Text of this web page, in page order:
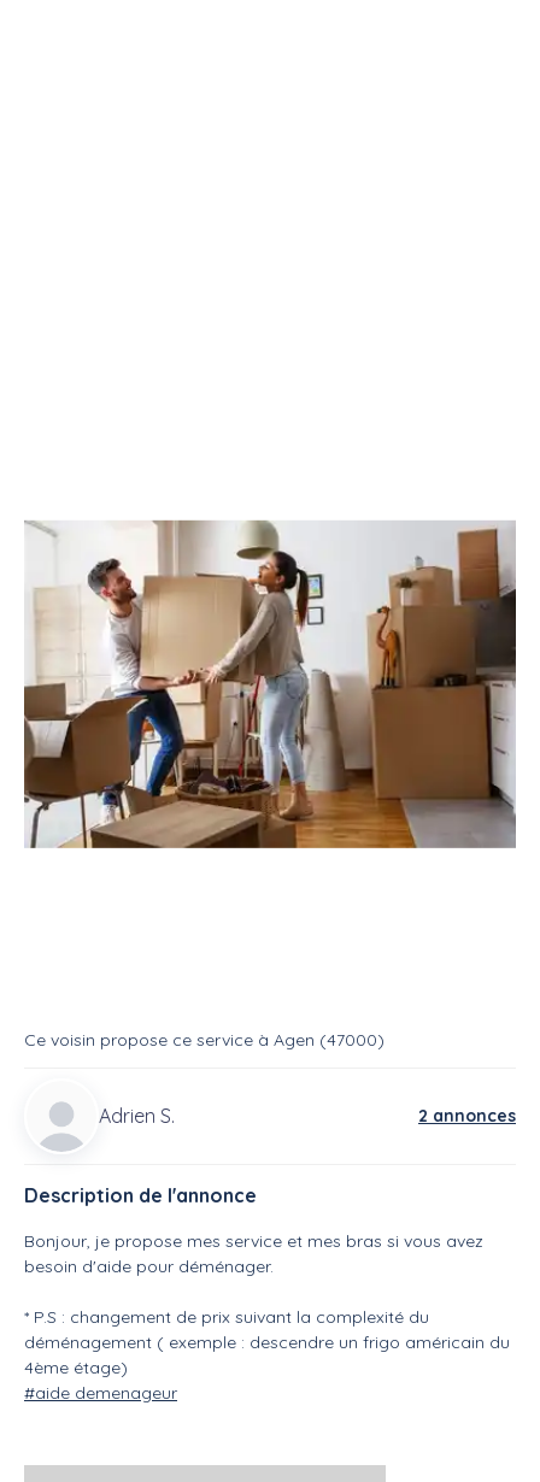
Service Déménagement Aide déménageur
Aide au déménagement
Service Aide demenageur
Ce voisin propose ce service à Agen (47000)
Adrien S. 2 annonces
Description de l'annonce
Bonjour, je propose mes service et mes bras si vous avez
besoin d'aide pour déménager.
* P.S : changement de prix suivant la complexité du
déménagement ( exemple : descendre un frigo américain du
4ème étage)
#aide demenageur